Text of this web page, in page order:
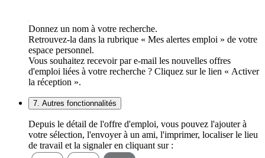
Donnez un nom à votre recherche.
Retrouvez-la dans la rubrique « Mes alertes emploi » de votre
espace personnel.
Vous souhaitez recevoir par e-mail les nouvelles offres
d'emploi liées à votre recherche ? Cliquez sur le lien « Activer
la réception ».
7. Autres fonctionnalités
Depuis le détail de l'offre d'emploi, vous pouvez l'ajouter à
votre sélection, l'envoyer à un ami, l'imprimer, localiser le lieu
de travail et la signaler en cliquant sur :